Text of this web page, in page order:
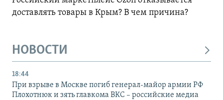
доставлять товары в Крым? В чем причина?
НОВОСТИ
18:44
При взрыве в Москве погиб генерал-майор армии РФ
Плохотнюк и зять главкома ВКС – российские медиа